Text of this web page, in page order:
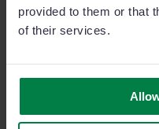
provided to them or that
of their services.
quanto sia a rischio il
obiettivo!
Ricordati che questo
tue attività di vendita
a loro volta